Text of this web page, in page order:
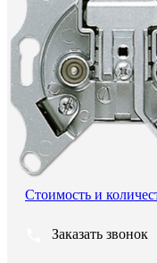
Стоимость и
Заказать звонок